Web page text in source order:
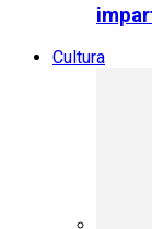
Cultura